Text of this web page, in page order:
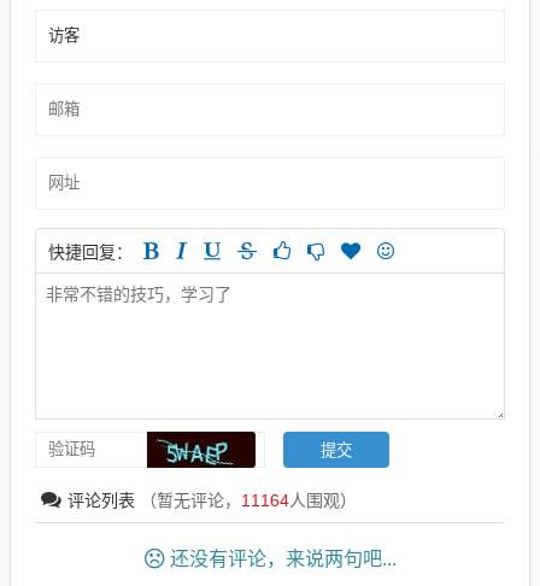
快捷回复：
评论列表 （暂无评论， 11164人围观）
还没有评论，来说两句吧...